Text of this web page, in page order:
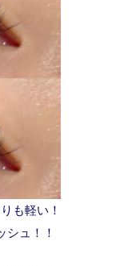
も軽い！
シュ！！